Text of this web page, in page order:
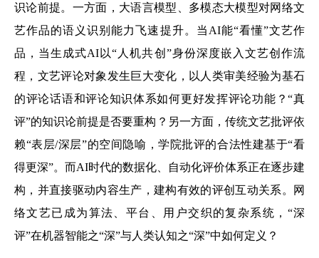
识论前提。一方面，大语言模型、多模态大模型对网络文
艺作品的语义识别能力飞速提升。当AI能“看懂”文艺作
品，当生成式AI以“人机共创”身份深度嵌入文艺创作流
程，文艺评论对象发生巨大变化，以人类审美经验为基石
的评论话语和评论知识体系如何更好发挥评论功能？“真
评”的知识论前提是否要重构？另一方面，传统文艺批评依
赖“表层/深层”的空间隐喻，学院批评的合法性建基于“看
得更深”。而AI时代的数据化、自动化评价体系正在逐步建
构，并直接驱动内容生产，建构有效的评创互动关系。网
络文艺已成为算法、平台、用户交织的复杂系统，“深
评”在机器智能之“深”与人类认知之“深”中如何定义？